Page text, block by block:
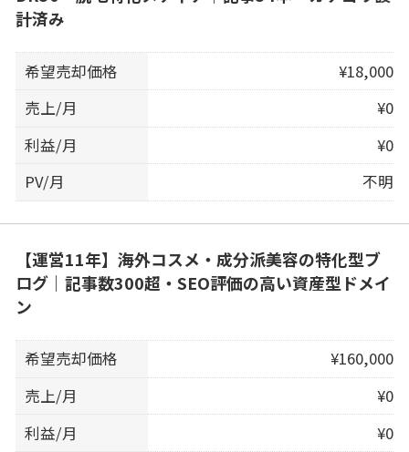
計済み
希望売却価格
¥18,000
売上/月
¥0
利益/月
¥0
PV/月
不明
【運営11年】海外コスメ・成分派美容の特化型ブ
ログ｜記事数300超・SEO評価の高い資産型ドメイ
ン
希望売却価格
¥160,000
売上/月
¥0
利益/月
¥0